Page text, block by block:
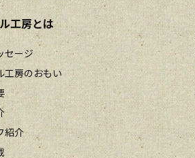
工房とは
セージ
工房のおもい
紹介